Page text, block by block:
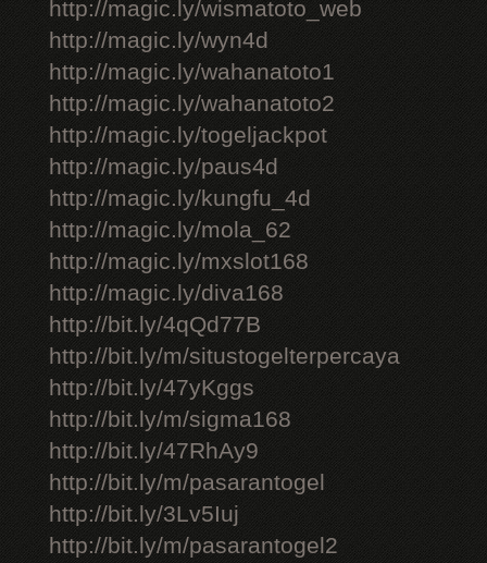
http://magic.ly/wismatoto_web
http://magic.ly/wyn4d
http://magic.ly/wahanatoto1
http://magic.ly/wahanatoto2
http://magic.ly/togeljackpot
http://magic.ly/paus4d
http://magic.ly/kungfu_4d
http://magic.ly/mola_62
http://magic.ly/mxslot168
http://magic.ly/diva168
http://bit.ly/4qQd77B
http://bit.ly/m/situstogelterpercaya
http://bit.ly/47yKggs
http://bit.ly/m/sigma168
http://bit.ly/47RhAy9
http://bit.ly/m/pasarantogel
http://bit.ly/3Lv5Iuj
http://bit.ly/m/pasarantogel2